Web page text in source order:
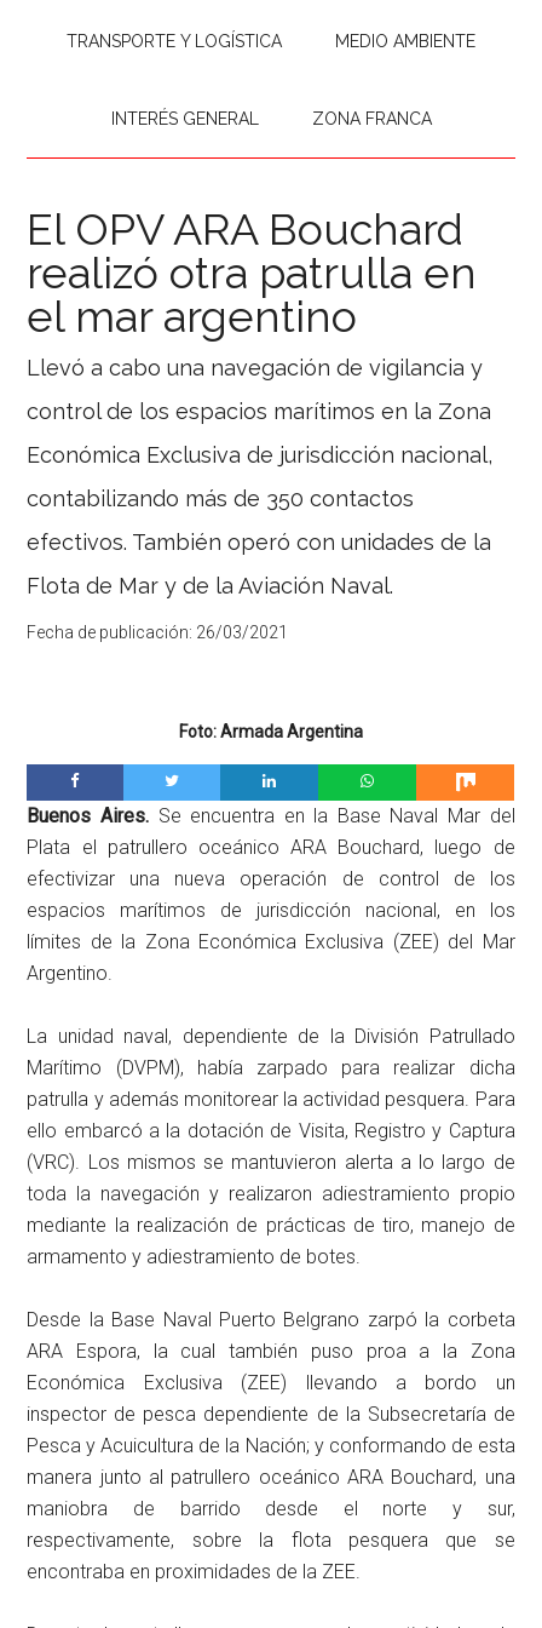
TRANSPORTE Y LOGÍSTICA MEDIO AMBIENTE
INTERÉS GENERAL ZONA FRANCA
El OPV ARA Bouchard
realizó otra patrulla en
el mar argentino
Llevó a cabo una navegación de vigilancia y
control de los espacios marítimos en la Zona
Económica Exclusiva de jurisdicción nacional,
contabilizando más de 350 contactos
efectivos. También operó con unidades de la
Flota de Mar y de la Aviación Naval.
Fecha de publicación: 26/03/2021
Foto: Armada Argentina
Buenos Aires.Se encuentra en la Base Naval Mar del
Plata el patrullero oceánico ARA Bouchard, luego de
efectivizar una nueva operación de control de los
espacios marítimos de jurisdicción nacional, en los
límites de la Zona Económica Exclusiva (ZEE) del Mar
Argentino.
La unidad naval, dependiente de la División Patrullado
Marítimo (DVPM), había zarpado para realizar dicha
patrulla y además monitorear la actividad pesquera. Para
ello embarcó a la dotación de Visita, Registro y Captura
(VRC). Los mismos se mantuvieron alerta a lo largo de
toda la navegación y realizaron adiestramiento propio
mediante la realización de prácticas de tiro, manejo de
armamento y adiestramiento de botes.
Desde la Base Naval Puerto Belgrano zarpó la corbeta
ARA Espora, la cual también puso proa a la Zona
Económica Exclusiva (ZEE) llevando a bordo un
inspector de pesca dependiente de la Subsecretaría de
Pesca y Acuicultura de la Nación; y conformando de esta
manera junto al patrullero oceánico ARA Bouchard, una
maniobra de barrido desde el norte y sur,
respectivamente, sobre la flota pesquera que se
encontraba en proximidades de la ZEE.